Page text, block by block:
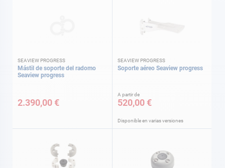
SEAVIEW PROGRESS
Mástil de soporte del radomo
Seaview progress
2.390,00 €
SEAVIEW PROGRESS
Soporte aéreo Seaview progress
A partir de
520,00 €
Disponible en varias versiones